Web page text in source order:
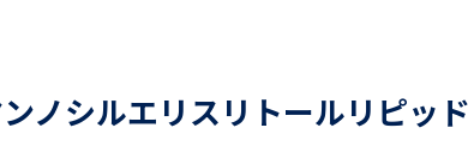
ノシルエリスリトールリピッ